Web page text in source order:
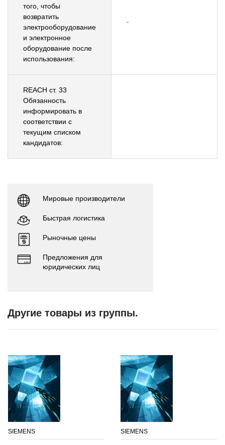
того, чтобы
возвратить
электрооборудование
и электронное
оборудование после
использования:
-
REACH ст. 33
Обязанность
информировать в
соответствии с
текущим списком
кандидатов:
Мировые производители
Быстрая логистика
Рыночные цены
Предложения для
юридических лиц
Другие товары из группы.
SIEMENS SIEMENS